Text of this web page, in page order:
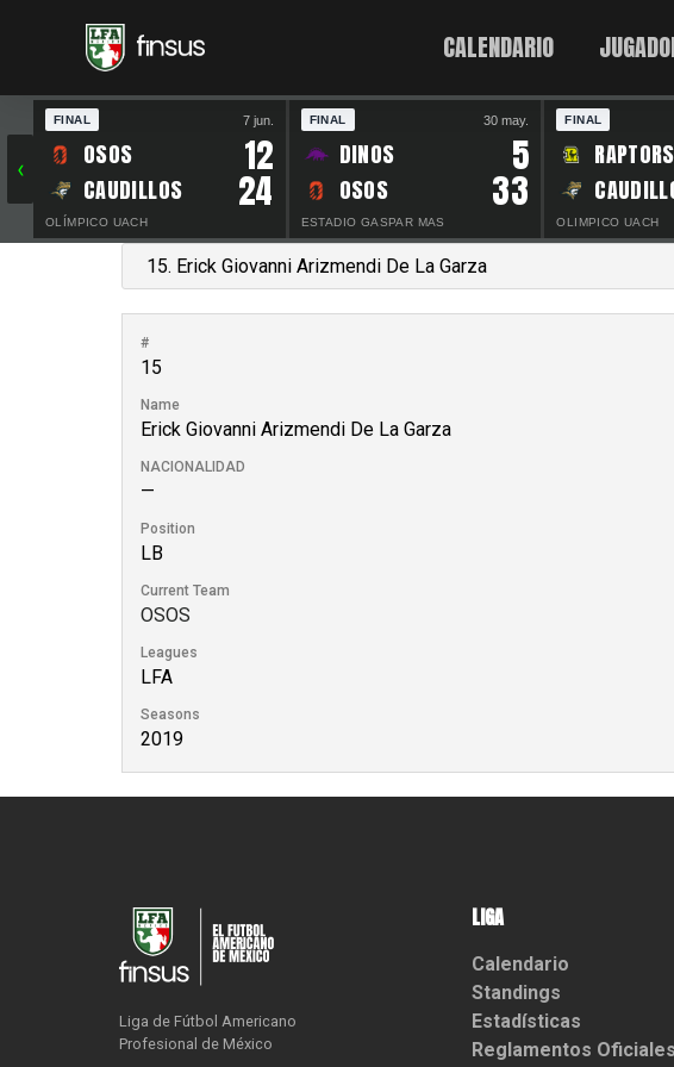
CALENDARIO
‹
FINAL 7 jun.
OSOS 12
CAUDILLOS 24
OLÍMPICO UACH
FINAL 30 may.
DINOS 5
OSOS 33
ESTADIO GASPAR MAS
FINAL
RAPTORS
OLIMPICO UACH
#
15
Name
Erick Giovanni Arizmendi De La Garza
NACIONALIDAD
—
Position
LB
Current Team
OSOS
Leagues
LFA
Seasons
2019
Liga de Fútbol Americano
Profesional de México
LIGA
Calendario
Standings
Estadísticas
Reglamentos